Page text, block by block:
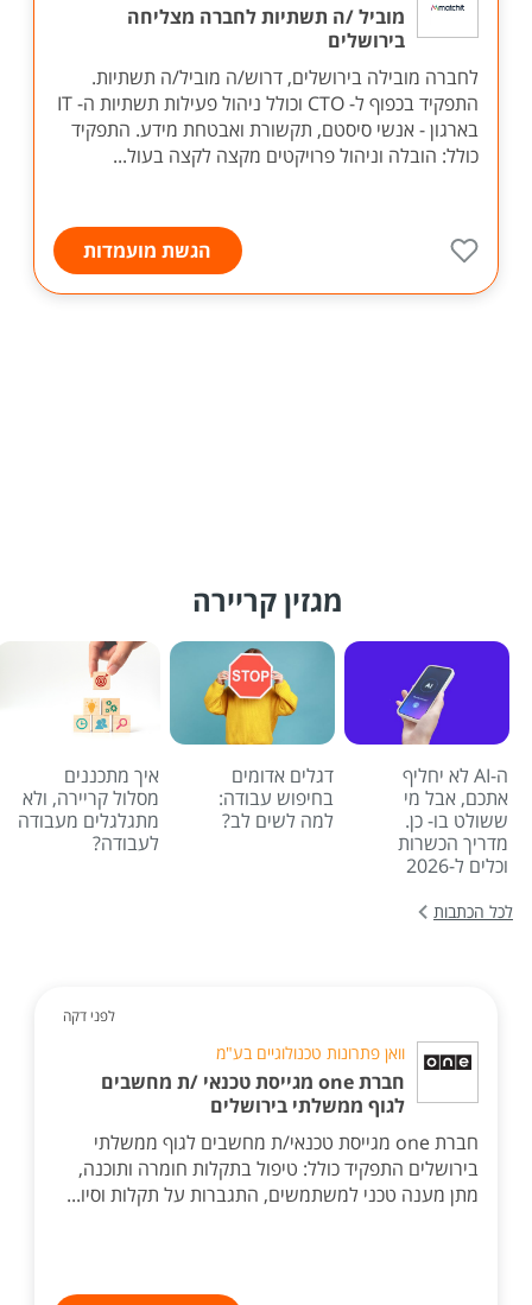
מוביל /ה תשתיות לחברה מצליחה
בירושלים
לחברה מובילה בירושלים, דרוש/ה מוביל/ה תשתיות.
התפקיד בכפוף ל- CTO וכולל ניהול פעילות תשתיות ה- IT
בארגון - אנשי סיסטם, תקשורת ואבטחת מידע. התפקיד
כולל: הובלה וניהול פרויקטים מקצה לקצה בעול...
הגשת מועמדות
מגזין קריירה
ה-AI לא יחליף
אתכם, אבל מי
ששולט בו- כן.
מדריך הכשרות
וכלים ל-2026
דגלים אדומים
בחיפוש עבודה:
למה לשים לב?
איך מתכננים
מסלול קריירה, ולא
מתגלגלים מעבודה
לעבודה?
לכל הכתבות
לפני דקה
וואן פתרונות טכנולוגיים בע"מ
חברת one מגייסת טכנאי /ת מחשבים
לגוף ממשלתי בירושלים
חברת one מגייסת טכנאי/ת מחשבים לגוף ממשלתי
בירושלים התפקיד כולל: טיפול בתקלות חומרה ותוכנה,
מתן מענה טכני למשתמשים, התגברות על תקלות וסיו...